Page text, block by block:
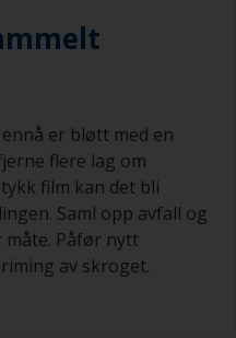
er bløtt med en
flere lag om
film kan det bli
Saml opp avfall og
Påfør nytt
av skroget.